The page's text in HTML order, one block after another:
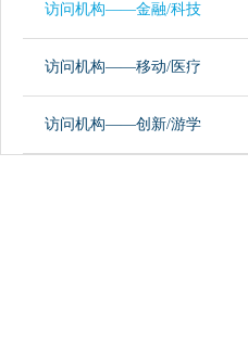
访问机构——金融/科技
访问机构——移动/医疗
访问机构——创新/游学